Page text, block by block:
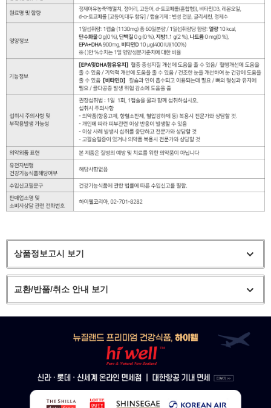
상품정보고시 보기
교환/반품/취소 안내 보기